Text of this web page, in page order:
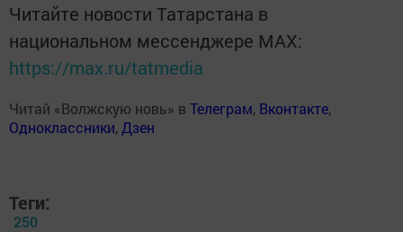
Читайте новости Татарстана в
национальном мессенджере MАХ:
https://max.ru/tatmedia
Читай «Волжскую новь» в Телеграм, Вконтакте,
Одноклассники, Дзен
Теги:
250